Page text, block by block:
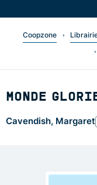
Coopzone
MONDE
Cavendish, Margaret